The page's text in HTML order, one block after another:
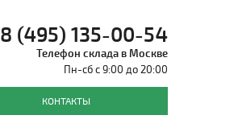
8 (495) 135-00-54
Телефон склада в Москве
Пн-сб с 9:00 до 20:00
КОНТАКТЫ